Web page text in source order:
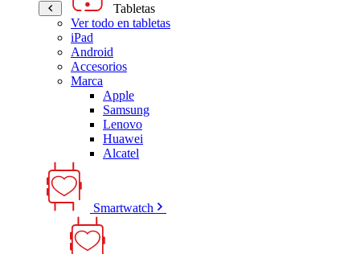
Tabletas
Ver todo en tabletas
iPad
Android
Accesorios
Marca
Apple
Samsung
Lenovo
Huawei
Alcatel
Smartwatch